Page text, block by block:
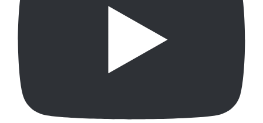
हत्या का हुआ खुलासा - दोस्त ही निकला हत्यारा, आरोपी हुआ